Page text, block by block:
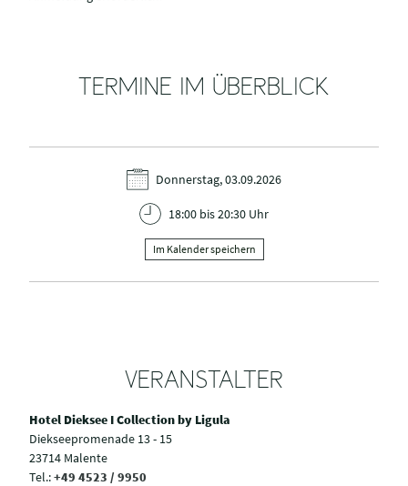
TERMINE IM ÜBERBLICK
Donnerstag, 03.09.2026
18:00 bis 20:30 Uhr
Im Kalender speichern
VERANSTALTER
Hotel Dieksee I Collection by Ligula
Diekseepromenade 13 - 15
23714 Malente
Tel.:+49 4523 / 9950